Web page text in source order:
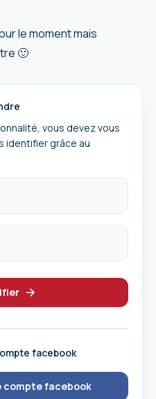
le moment mais
🙂
vous devez vous
identifier grâce au
facebook
compte facebook